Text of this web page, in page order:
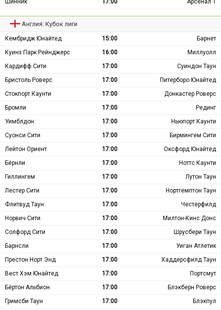
Англия: Кубок лиги
Кембридж Юнайтед 15:00
Барнет
Куинз Парк Рейнджерс
16:00
Миллуолл
Кардифф Сити
17:00
Суиндон Таун
Бристоль Роверс
17:00
Питерборо Юнайтед
Стокпорт Каунти
17:00
Донкастер Роверс
Бромли
17:00
Рединг
Уимблдон
17:00
Ньюпорт Каунти
Суонси Сити
17:00
Бирмингем Сити
Лейтон Ориент
17:00
Оксфорд Юнайтед
Бёрнли
17:00
Ноттс Каунти
Гиллингем
17:00
Лутон Таун
Лестер Сити
17:00
Нортгемптон Таун
Флитвуд Таун
17:00
Честерфилд
Норвич Сити
17:00
Милтон-Кинс Донс
Солфорд Сити
17:00
Шрусбери Таун
Барнсли
17:00
Уиган Атлетик
Престон Норт Энд
17:00
Хаддерсфилд Таун
Вест Хэм Юнайтед
17:00
Портсмут
Бёртон Альбион
17:00
Блэкберн Роверс
Гримсби Таун
17:00
Блэкпул